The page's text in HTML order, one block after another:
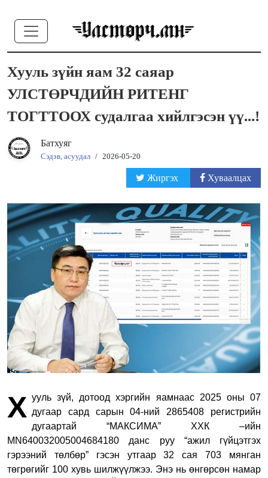
Хууль зүйн яам 32 саяар
УЛСТӨРЧДИЙН РИТЕНГ
ТОГТТООХ судалгаа хийлгэсэн үү...!
Батхуяг
Сэдэв, асуудал / 2026-05-20
Жиргэх Хуваалцах
Х ууль зүй, дотоод хэргийн яамнаас 2025 оны 07
дугаар сард сарын 04-ний 2865408 регистрийн
дугаартай “МАКСИМА” ХХК –ийн
MN640032005004684180 данс руу “ажил гүйцэтгэх
гэрээний төлбөр” гэсэн утгаар 32 сая 703 мянган
төгрөгийг 100 хувь шилжүүлжээ. Энэ нь өнгөрсөн намар